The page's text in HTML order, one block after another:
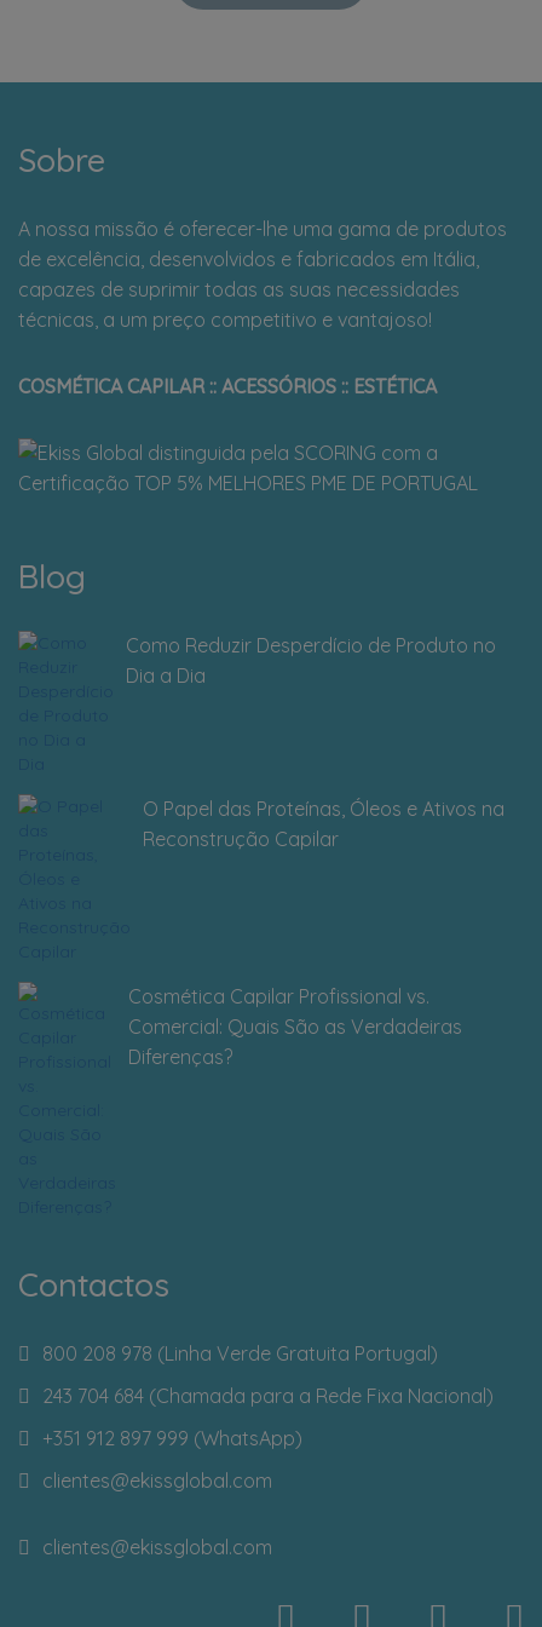
Sobre
A nossa missão é oferecer-lhe uma gama de produtos
de excelência, desenvolvidos e fabricados em Itália,
capazes de suprimir todas as suas necessidades
técnicas, a um preço competitivo e vantajoso!
COSMÉTICA CAPILAR :: ACESSÓRIOS :: ESTÉTICA
Blog
Como Reduzir Desperdício de Produto no
Dia a Dia
O Papel das Proteínas, Óleos e Ativos na
Reconstrução Capilar
Cosmética Capilar Profissional vs.
Comercial: Quais São as Verdadeiras
Diferenças?
Contactos
800 208 978 (Linha Verde Gratuita Portugal)
243 704 684 (Chamada para a Rede Fixa Nacional)
+351 912 897 999 (WhatsApp)
clientes@ekissglobal.com
clientes@ekissglobal.com